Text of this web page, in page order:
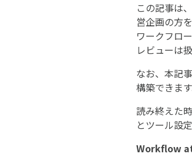
この記事は
営企画の方
ワークフロ
レビューは
なお、本記
構築できます
読み終えた
とツール設
Workflow